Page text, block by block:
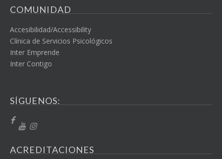
COMUNIDAD
Accesibilidad/Accessibility
Clínica de Servicios Psicológicos
Inter Emprende
Inter Contigo
SÍGUENOS:
ACREDITACIONES